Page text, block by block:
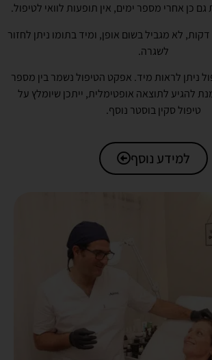
כן אחרי מספר ימים, אין תופעות לוואי לטיפול.
לא מגביל בשום אופן, ומיד בתומו ניתן לחזור
לשגרה.
ניתן לראות מיד. אפקט הטיפול נשמר בין מספר
להגיע לתוצאה אופטימלית, ייתכן שיומלץ על
טיפול סקין בוסטר נוסף.
למידע נוסף